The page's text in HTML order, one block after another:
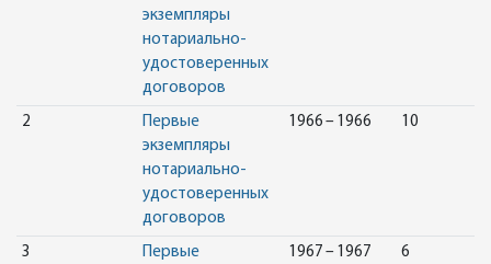
экземпляры
нотариально-
удостоверенных
договоров
2
Первые
экземпляры
нотариально-
удостоверенных
договоров
1966 – 1966 10
3
Первые
1967 – 1967 6